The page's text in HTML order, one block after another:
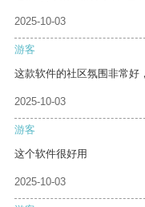
2025-10-03
游客
这款软件的社区氛围非常好
2025-10-03
游客
这个软件很好用
2025-10-03